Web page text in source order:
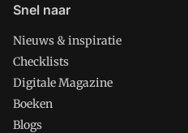
Snel naar
Nieuws & inspiratie
Checklists
Digitale Magazine
Boeken
Blogs